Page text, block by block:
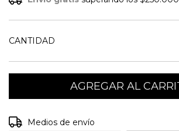
CANTIDAD
Entregas para el CP:
Medios de envío